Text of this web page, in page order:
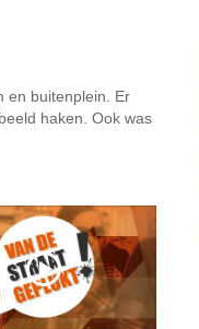
en buitenplein. Er
haken. Ook was